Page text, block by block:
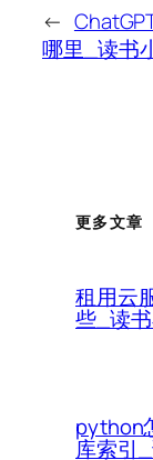
←
哪里_读书
更多文章
租用云
些_读
python
库索引